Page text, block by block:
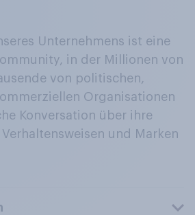
Unternehmens ist eine
in der Millionen von
von politischen,
Organisationen
Konversation über ihre
und Marken